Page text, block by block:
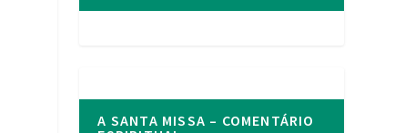
A SANTA MISSA – COMENTÁRIO